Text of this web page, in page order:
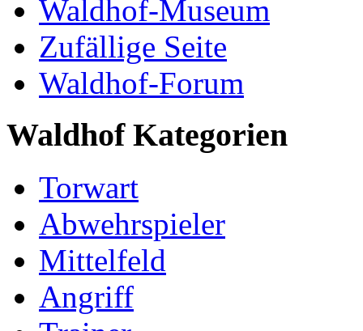
Waldhof-Museum
Zufällige Seite
Waldhof-Forum
Waldhof Kategorien
Torwart
Abwehrspieler
Mittelfeld
Angriff